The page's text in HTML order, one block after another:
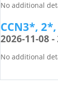
No additional
CCN3*,
2026-11-08
No additional